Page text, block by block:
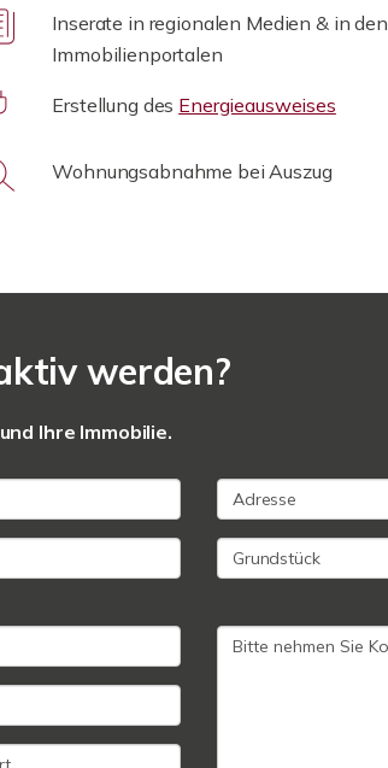
Inserate in regionalen Medien & in den
Immobilienportalen
Erstellung des Energieausweises
Wohnungsabnahme bei Auszug
werden?
Ihre Immobilie.